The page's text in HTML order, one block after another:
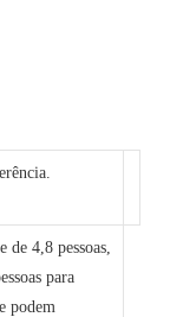
4,8 pessoas,
para
podem